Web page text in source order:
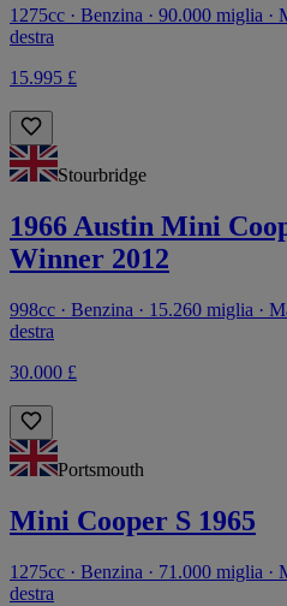
1275cc · Benzina · 90.000 miglia ·
destra
15.995 £
Stourbridge
1966 Austin Mini
Winner 2012
998cc · Benzina · 15.260 miglia ·
destra
30.000 £
Portsmouth
Mini Cooper S 1965
1275cc · Benzina · 71.000 miglia ·
destra